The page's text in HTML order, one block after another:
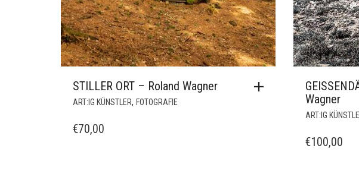
STILLER ORT – Roland Wagner
ART:IG KÜNSTLER, FOTOGRAFIE
€70,00
Wagner
ART:IG
€100,00